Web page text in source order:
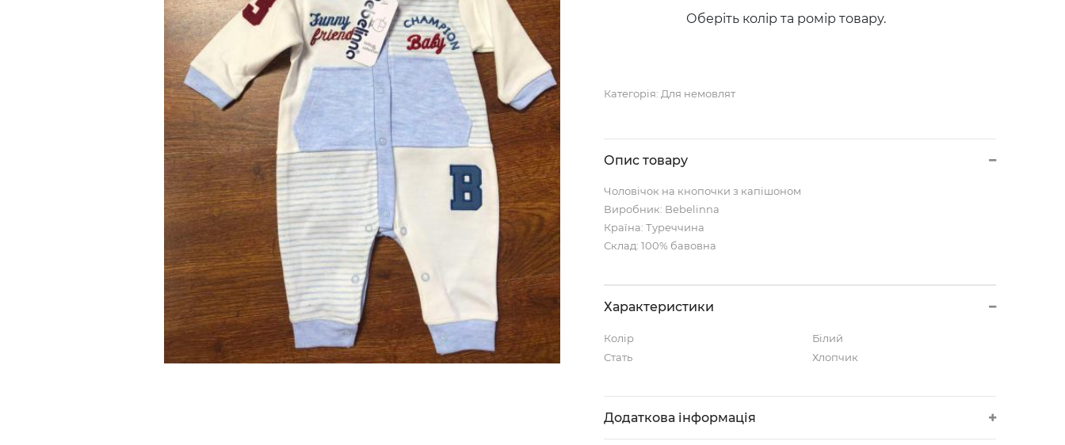
Оберіть колір та ромір товару.
Категорія: Для немовлят
Опис товару
Чоловічок на кнопочки з капішоном
Виробник: Bebelinna
Країна: Туреччина
Склад: 100% бавовна
Характеристики
Колір
Білий
Стать
Хлопчик
Додаткова інформація